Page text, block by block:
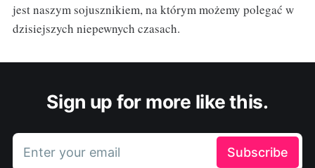
jest naszym sojusznikiem, na którym możemy polegać w
dzisiejszych niepewnych czasach.
Sign up for more like this.
Enter your email Subscribe